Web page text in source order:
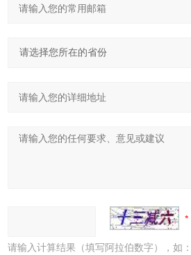
请输入计算结果（填写阿拉伯数字），如